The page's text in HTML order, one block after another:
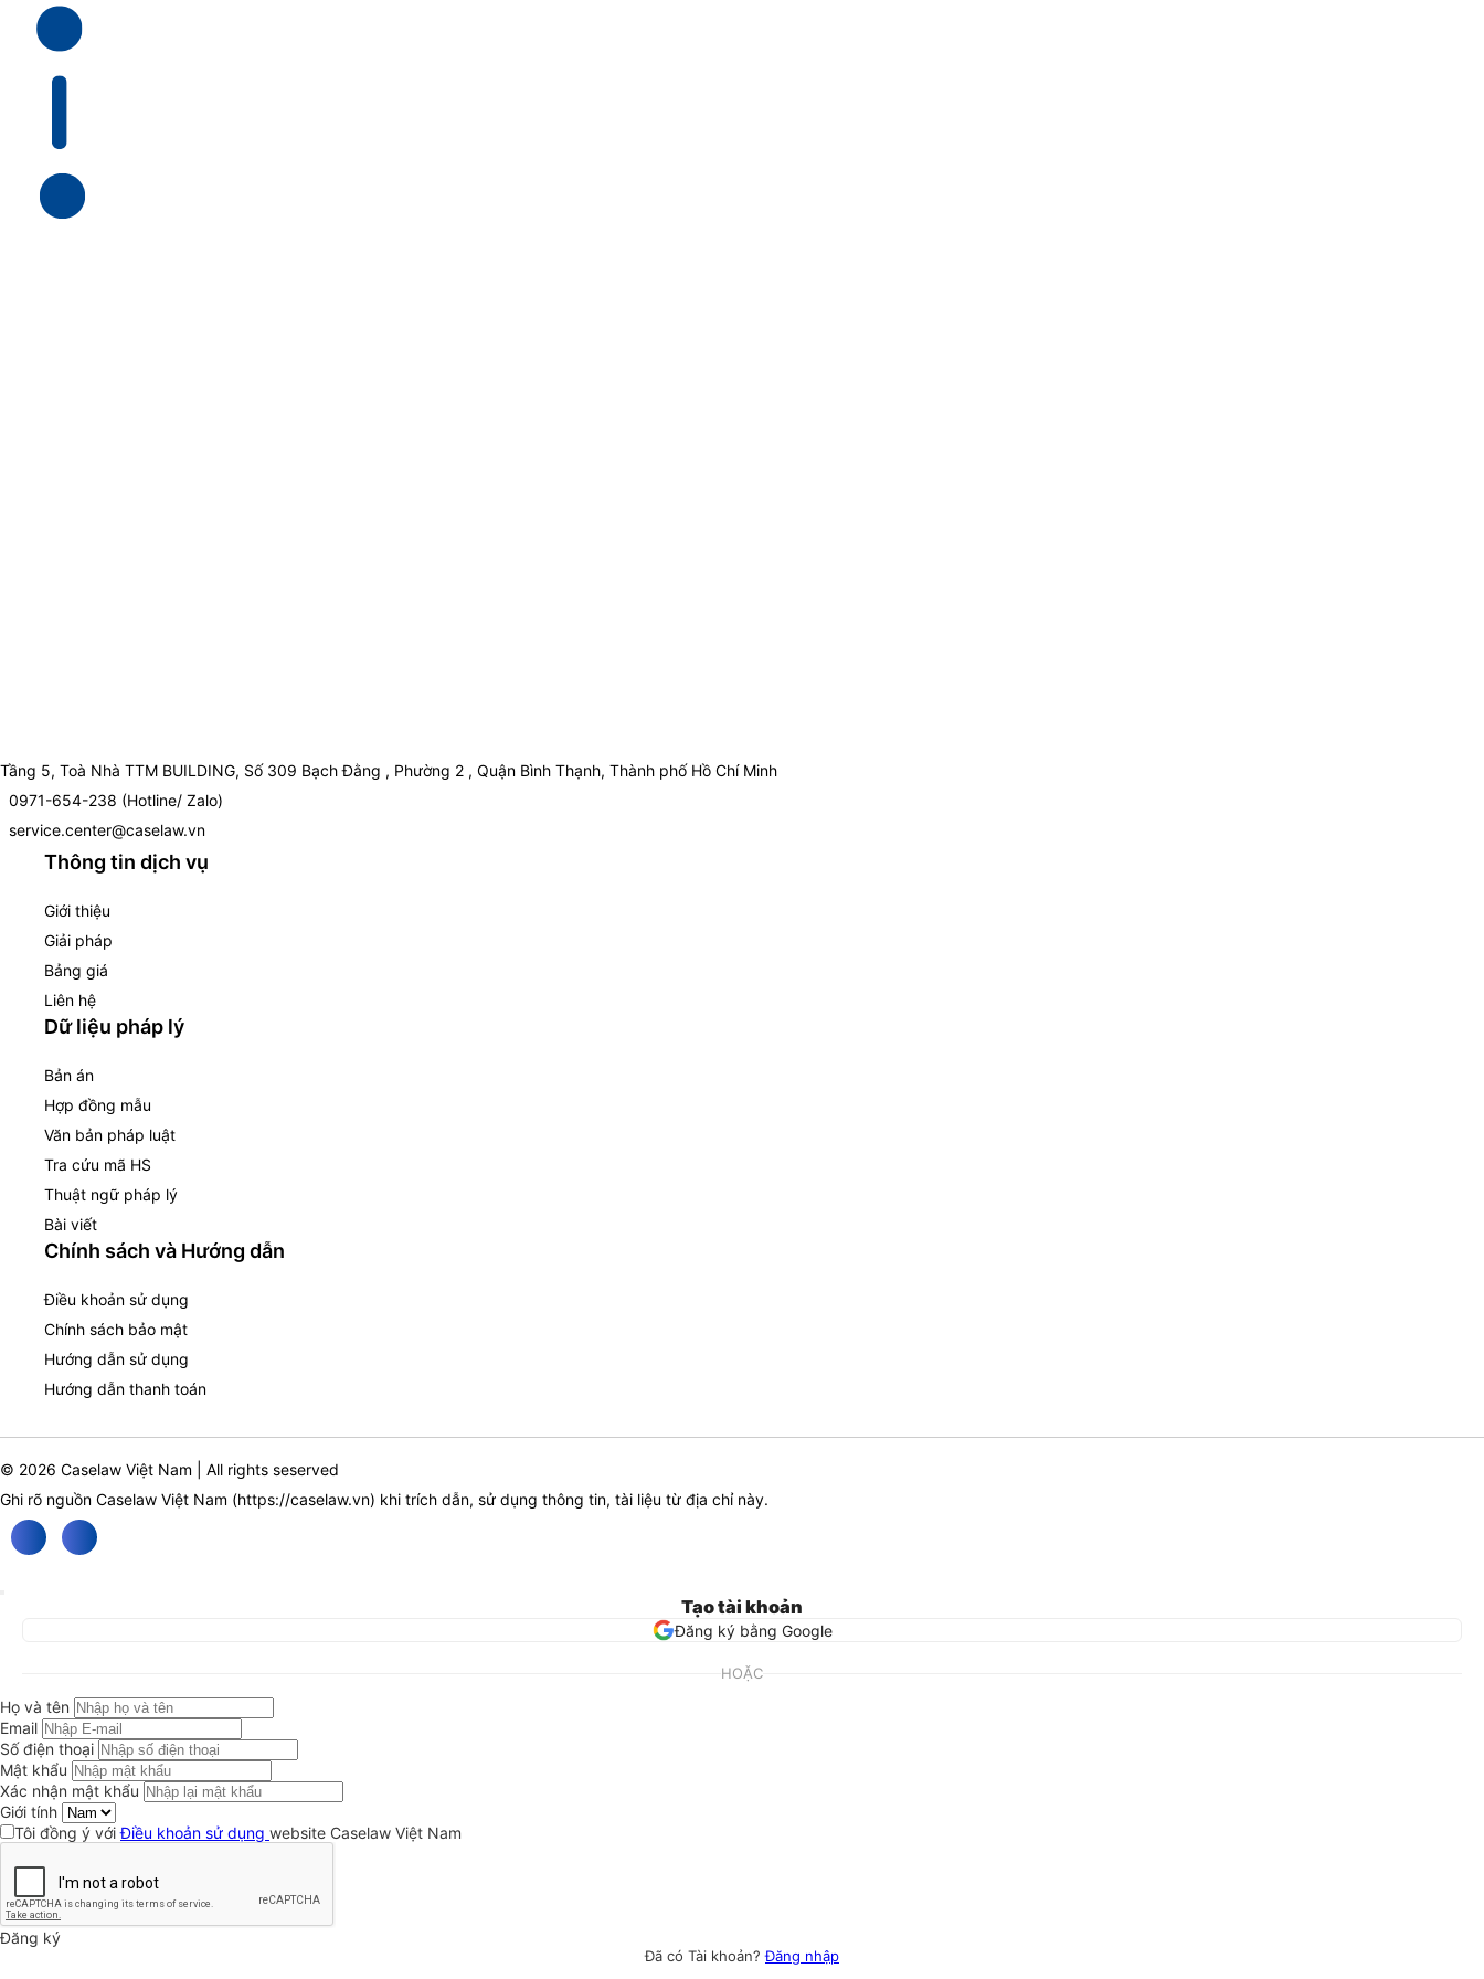
Tầng 5, Toà Nhà TTM BUILDING, Số 309 Bạch Đằng , Phường 2 , Quận Bình Thạnh, Thành phố Hồ Chí Minh
0971-654-238 (Hotline/ Zalo)
service.center@caselaw.vn
Thông tin dịch vụ
Giới thiệu
Giải pháp
Bảng giá
Liên hệ
Dữ liệu pháp lý
Bản án
Hợp đồng mẫu
Văn bản pháp luật
Tra cứu mã HS
Thuật ngữ pháp lý
Bài viết
Chính sách và Hướng dẫn
Điều khoản sử dụng
Chính sách bảo mật
Hướng dẫn sử dụng
Hướng dẫn thanh toán
© 2026 Caselaw Việt Nam | All rights seserved
Ghi rõ nguồn Caselaw Việt Nam (https://caselaw.vn) khi trích dẫn, sử dụng thông tin, tài liệu từ địa chỉ này.
Tạo tài khoản
Đăng ký bằng Google
HOẶC
Họ và tên
Email
Số điện thoại
Mật khẩu
Xác nhận mật khẩu
Giới tính
Tôi đồng ý vớiĐiều khoản sử dụng website Caselaw Việt Nam
Đăng ký
Đã có Tài khoản?Đăng nhập